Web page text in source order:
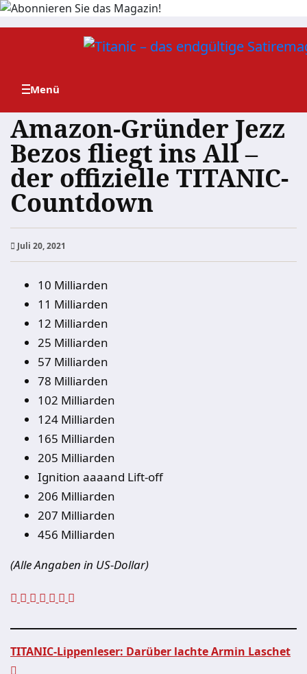
Zum
Amazon-Gründer Jezz
Bezos fliegt ins All –
der offizielle TITANIC-
Countdown
Juli 20, 2021
10 Milliarden
11 Milliarden
12 Milliarden
25 Milliarden
57 Milliarden
78 Milliarden
102 Milliarden
124 Milliarden
165 Milliarden
205 Milliarden
Ignition aaaand Lift-off
206 Milliarden
207 Milliarden
456 Milliarden
(Alle Angaben in US-Dollar)
TITANIC-Lippenleser: Darüber lachte Armin Laschet